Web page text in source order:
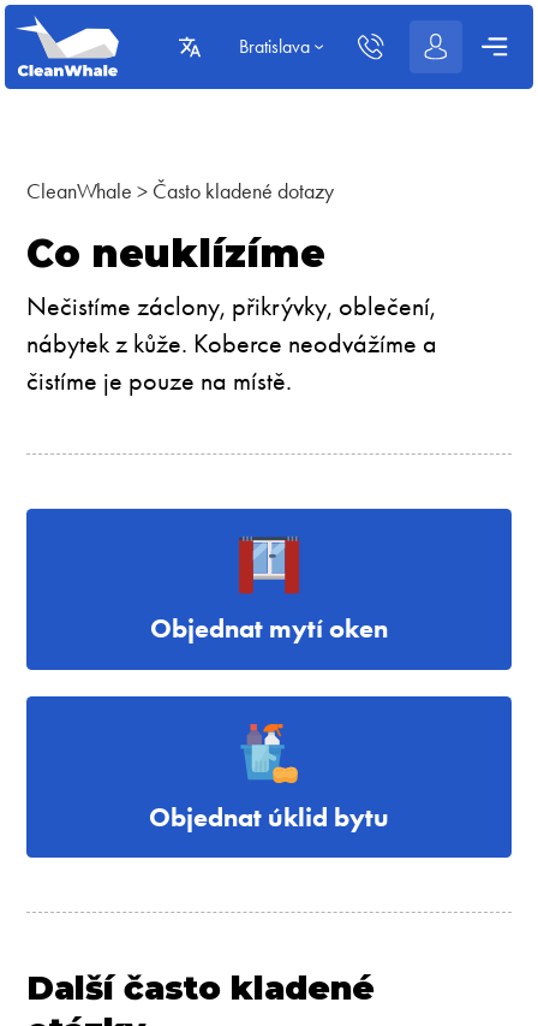
Bratislava
CleanWhale > Často kladené dotazy
Co neuklízíme
Nečistíme záclony, přikrývky, oblečení,
nábytek z kůže. Koberce neodvážíme a
čistíme je pouze na místě.
Objednat mytí oken
Objednat úklid bytu
Další často kladené